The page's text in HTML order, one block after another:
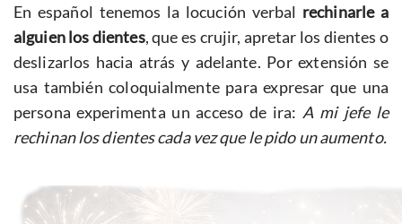
En español tenemos la locución verbal rechinarle a
alguien los dientes, que es crujir, apretar los dientes o
deslizarlos hacia atrás y adelante. Por extensión se
usa también coloquialmente para expresar que una
persona experimenta un acceso de ira: A mi jefe le
rechinan los dientes cada vez que le pido un aumento.